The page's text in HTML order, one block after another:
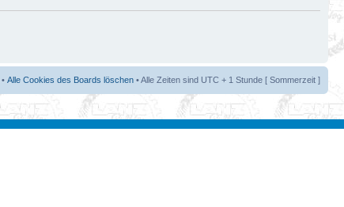
• Alle Cookies des Boards löschen • Alle Zeiten sind UTC + 1 Stunde [ Sommerzeit ]